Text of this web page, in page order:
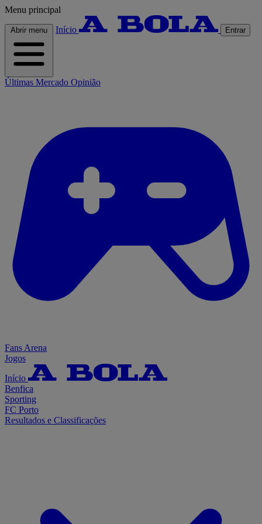
Menu principal
Abrir menu Início Entrar
Últimas Mercado Opinião
Fans Arena
Jogos
Início
Benfica
Sporting
FC Porto
Resultados e Classificações